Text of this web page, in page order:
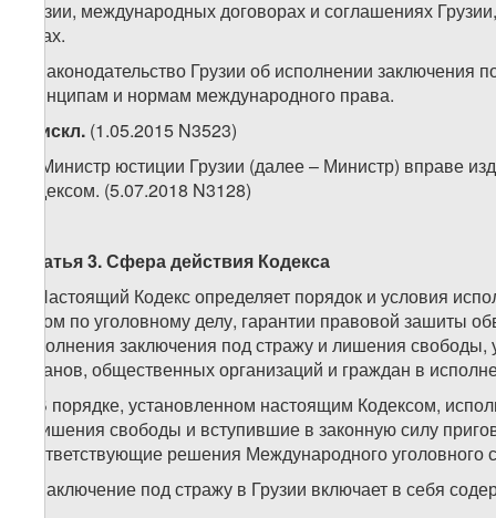
Грузии, международных договорах и соглашениях
актах.
2. Законодательство Грузии об исполнении
принципам и нормам международного права.
искл. (1.05.2015 N3523)
4. Министр юстиции Грузии (далее – Министр) вправе
Кодексом. (5.07.2018 N3128)
Статья 3. Сфера действия Кодекса
1. Настоящий Кодекс определяет порядок и условия
судом по уголовному делу, гарантии правовой зашиты
исполнения заключения под стражу и лишения
органов, общественных организаций и граждан в
2. В порядке, установленном настоящим Кодексом,
и лишения свободы и вступившие в законную силу
соответствующие решения Международного уголовного
3. Заключение под стражу в Грузии включает в себя